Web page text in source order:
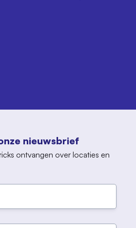
nieuwsbrief
ontvangen over locaties en